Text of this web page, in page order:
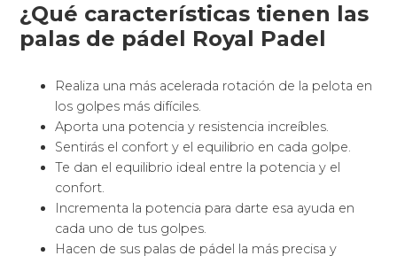
¿Qué características tienen las
palas de pádel Royal Padel
Realiza una más acelerada rotación de la pelota en
los golpes más difíciles.
Aporta una potencia y resistencia increíbles.
Sentirás el confort y el equilibrio en cada golpe.
Te dan el equilibrio ideal entre la potencia y el
confort.
Incrementa la potencia para darte esa ayuda en
cada uno de tus golpes.
Hacen de sus palas de pádel la más precisa y